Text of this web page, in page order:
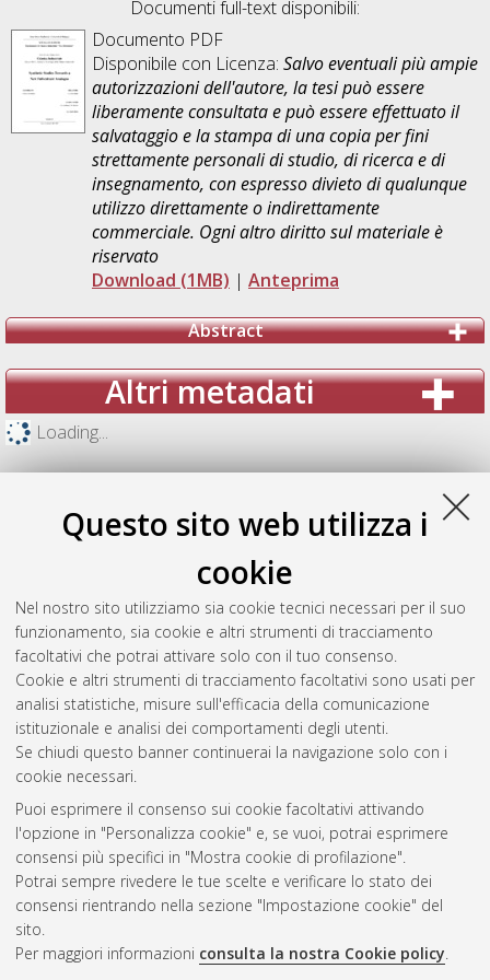
Questo sito web utilizza i
cookie
Nel nostro sito utilizziamo sia cookie tecnici necessari per il suo
funzionamento, sia cookie e altri strumenti di tracciamento
facoltativi che potrai attivare solo con il tuo consenso.
Cookie e altri strumenti di tracciamento facoltativi sono usati per
analisi statistiche, misure sull'efficacia della comunicazione
istituzionale e analisi dei comportamenti degli utenti.
Se chiudi questo banner continuerai la navigazione solo con i
cookie necessari.
Puoi esprimere il consenso sui cookie facoltativi attivando
l'opzione in "Personalizza cookie" e, se vuoi, potrai esprimere
consensi più specifici in "Mostra cookie di profilazione".
Potrai sempre rivedere le tue scelte e verificare lo stato dei
consensi rientrando nella sezione "Impostazione cookie" del
sito.
Per maggiori informazioni consulta la nostra Cookie policy.
Documenti full-text disponibili:
Documento PDF
Disponibile con Licenza: Salvo eventuali più ampie
autorizzazioni dell'autore, la tesi può essere
liberamente consultata e può essere effettuato il
salvataggio e la stampa di una copia per fini
strettamente personali di studio, di ricerca e di
insegnamento, con espresso divieto di qualunque
utilizzo direttamente o indirettamente
commerciale. Ogni altro diritto sul materiale è
riservato
Download (1MB) | Anteprima
Abstract
Altri metadati
Loading...
Gestione del documento:
Atom
Rss 1.0
Rss 2.0
AMS Laurea